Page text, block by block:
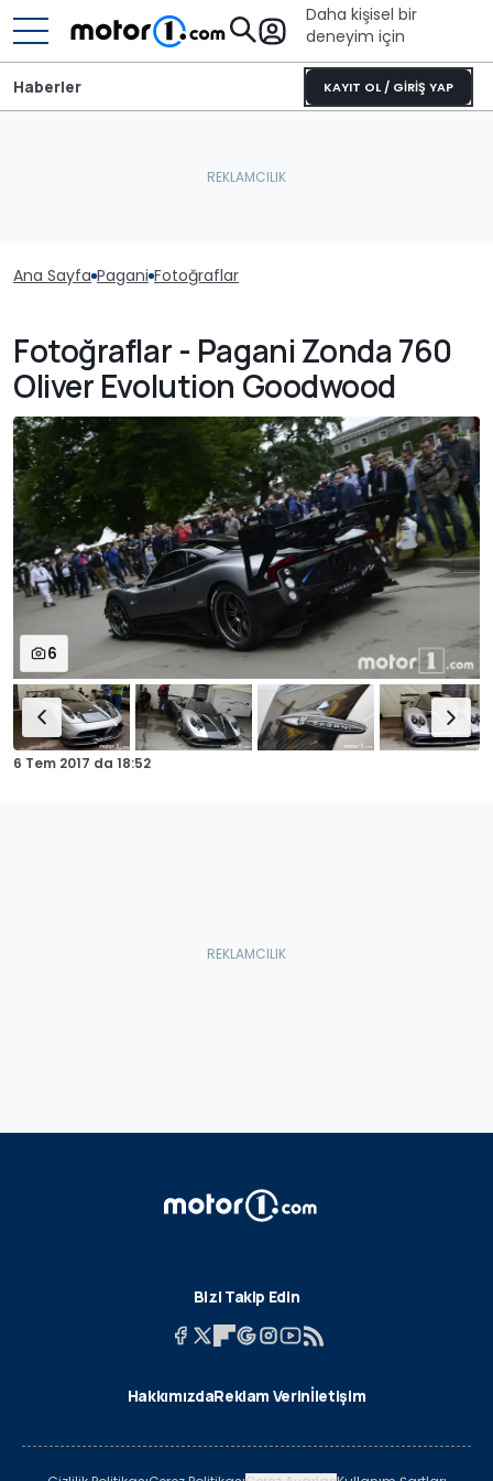
Daha kişisel bir
deneyim için
KAYIT OL / GİRİŞ YAP
Haberler
Ana Sayfa Pagani Fotoğraflar
Fotoğraflar - Pagani Zonda 760
Oliver Evolution Goodwood
6
6 Tem 2017 da 18:52
Bizi Takip Edin
HakkımızdaReklam Verinİletişim